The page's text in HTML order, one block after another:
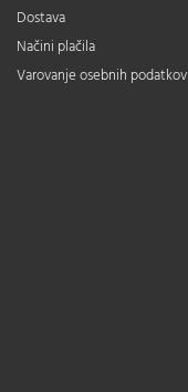
Dostava
Načini plačila
Varovanje osebnih podatkov